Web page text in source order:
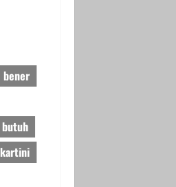
bener
butuh